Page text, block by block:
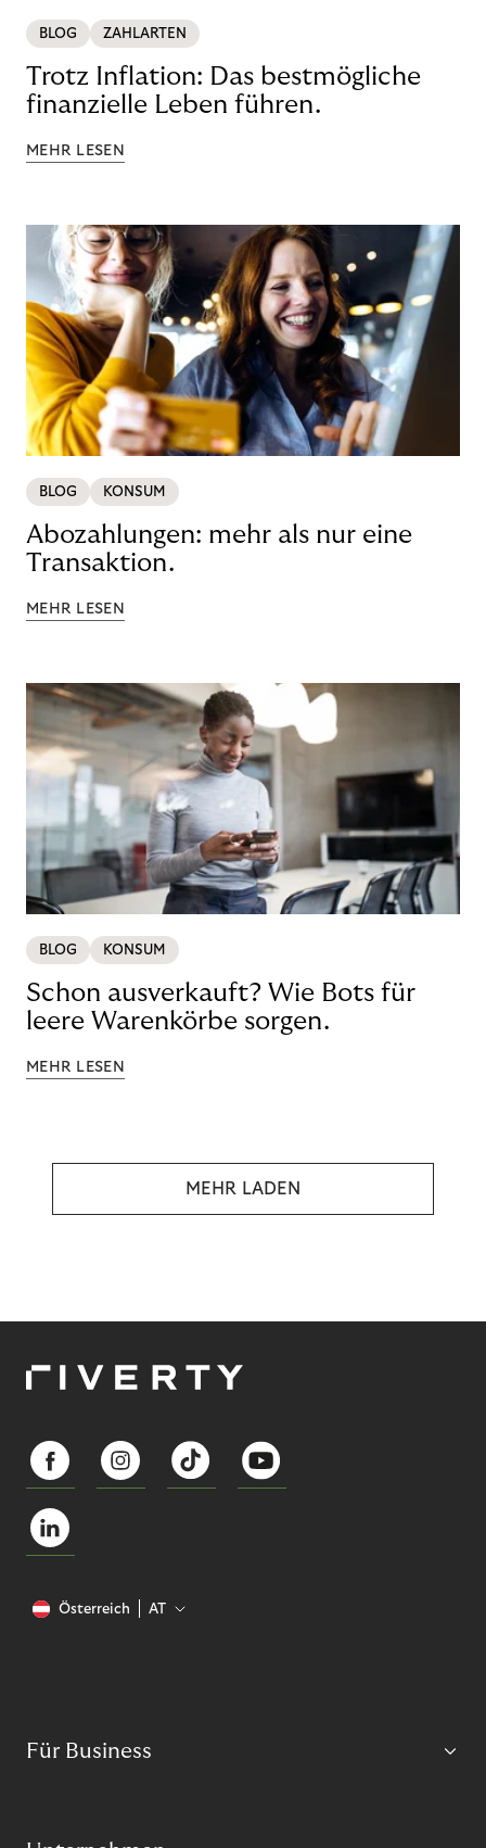
BLOG ZAHLARTEN
Trotz Inflation: Das bestmögliche
finanzielle Leben führen.
MEHR LESEN
BLOG KONSUM
Abozahlungen: mehr als nur eine
Transaktion.
MEHR LESEN
BLOG KONSUM
Schon ausverkauft? Wie Bots für
leere Warenkörbe sorgen.
MEHR LESEN
MEHR LADEN
Österreich AT
Für Business